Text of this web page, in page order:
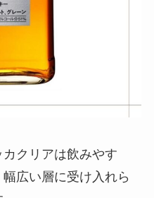
クリアは飲みやす
広い層に受け入れら